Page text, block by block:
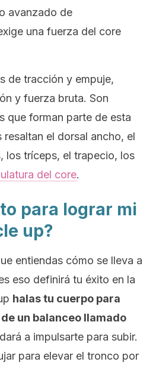
avanzado de
una fuerza del core
de tracción y empuje,
y fuerza bruta. Son
que forman parte de esta
el dorsal ancho, el
los tríceps, el trapecio, los
del core.
para lograr mi
up?
entiendas cómo se lleva a
eso definirá tu éxito en la
halas tu cuerpo para
un balanceo llamado
a impulsarte para subir.
para elevar el tronco por